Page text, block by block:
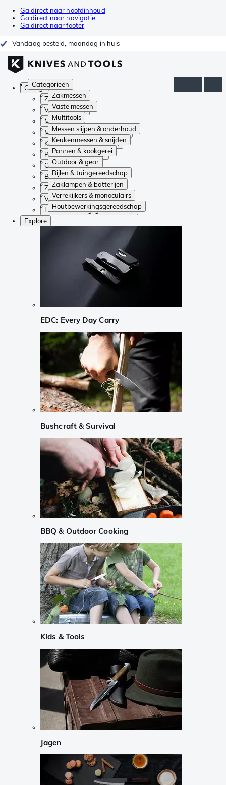
Ga direct naar hoofdinhoud
Ga direct naar navigatie
Ga direct naar footer
Vandaag besteld, maandag in huis
Categorieën
Zakmessen
Vaste messen
Multitools
Messen slijpen & onderhoud
Keukenmessen & snijden
Pannen & kookgerei
Outdoor & gear
Bijlen & tuingereedschap
Zaklampen & batterijen
Verrekijkers & monoculairs
Houtbewerkingsgereedschap
Categorieën
Zakmessen
Vaste messen
Multitools
Messen slijpen & onderhoud
Keukenmessen & snijden
Pannen & kookgerei
Outdoor & gear
Bijlen & tuingereedschap
Zaklampen & batterijen
Verrekijkers & monoculairs
Houtbewerkingsgereedschap
Explore
EDC: Every Day Carry
Bushcraft & Survival
BBQ & Outdoor Cooking
Kids & Tools
Jagen